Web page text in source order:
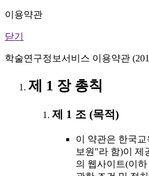
이용약관
닫기
학술연구정보서비스 이용약관
제 1 장 총칙
제 1 조 (목적)
이 약관은 한국
보원"라 함)이 제
의 웹사이트(이